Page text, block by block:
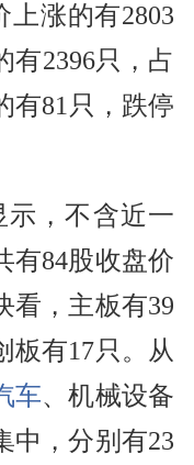
涨的有2803
有2396只，占
有81只，跌停
示，不含近一
有84股收盘价
看，主板有39
板有17只。从
车、机械设备
中，分别有23